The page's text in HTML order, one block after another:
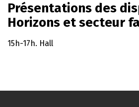
Présentations des
Horizons et secteur
15h-17h. Hall